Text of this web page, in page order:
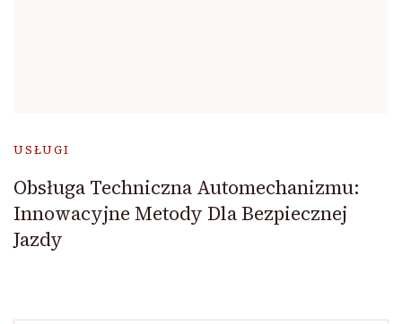
USŁUGI
Obsługa Techniczna Automechanizmu:
Innowacyjne Metody Dla Bezpiecznej
Jazdy